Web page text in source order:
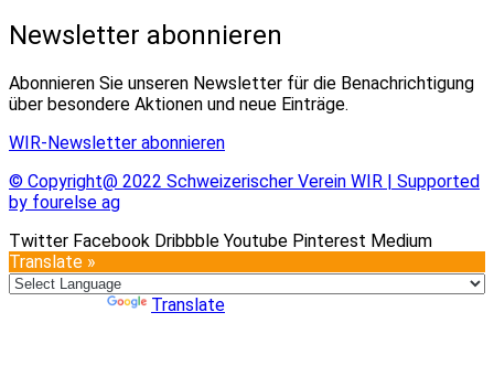
Newsletter abonnieren
Abonnieren Sie unseren Newsletter für die Benachrichtigung
über besondere Aktionen und neue Einträge.
WIR-Newsletter abonnieren
© Copyright@ 2022 Schweizerischer Verein WIR | Supported
by fourelse ag
Twitter Facebook Dribbble Youtube Pinterest Medium
Translate »
Translate